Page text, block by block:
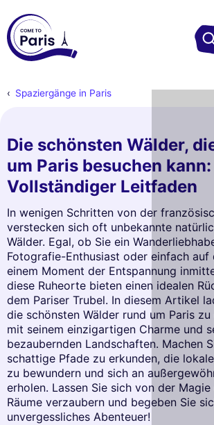
Spaziergänge in Paris
Die schönsten Wälder,
um Paris besuchen kann:
Vollständiger Leitfaden
In wenigen Schritten von der
verstecken sich oft unbekannte
Wälder. Egal, ob Sie ein
Fotografie-Enthusiast oder einfach auf
einem Moment der Entspannung
diese Ruheorte bieten einen idealen
dem Pariser Trubel. In diesem Artikel
die schönsten Wälder rund um Paris
mit seinem einzigartigen Charme und
bezaubernden Landschaften. Machen
schattige Pfade zu erkunden, die
zu bewundern und sich an
erholen. Lassen Sie sich von der
Räume verzaubern und begeben Sie
unvergessliches Abenteuer!